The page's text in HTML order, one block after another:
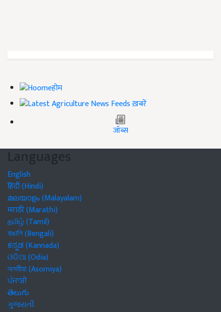
होम
ख़बरें
जॉब्स
Languages
English
हिंदी (Hindi)
മലയാളം (Malayalam)
मराठी (Marathi)
தமிழ் (Tamil)
বাঙালি (Bengali)
ಕನ್ನಡ (Kannada)
ଓଡିଆ (Odia)
অসমীয়া (Asomiya)
ਪੰਜਾਬੀ
తెలుగు
ગુજરાતી